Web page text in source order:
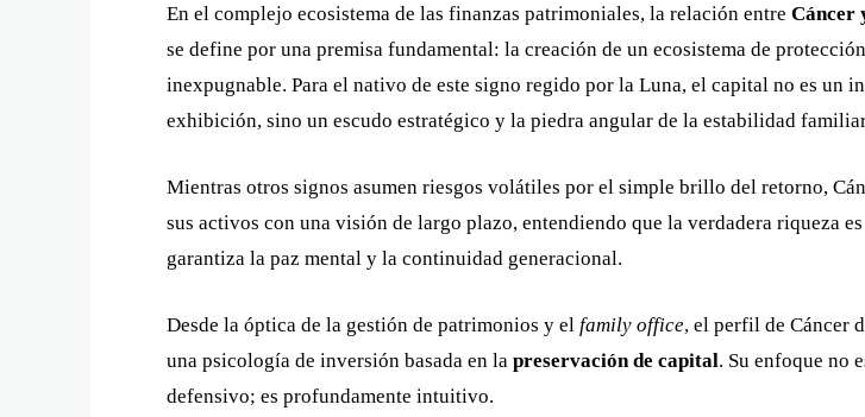
En el complejo ecosistema de las finanzas patrimoniales, la relación entre Cáncer
se define por una premisa fundamental: la creación de un ecosistema de protección
inexpugnable. Para el nativo de este signo regido por la Luna, el capital no es un
exhibición, sino un escudo estratégico y la piedra angular de la estabilidad
Mientras otros signos asumen riesgos volátiles por el simple brillo del retorno,
sus activos con una visión de largo plazo, entendiendo que la verdadera riqueza
garantiza la paz mental y la continuidad generacional.
Desde la óptica de la gestión de patrimonios y el family office, el perfil de Cáncer
una psicología de inversión basada en la preservación de capital. Su enfoque no
defensivo; es profundamente intuitivo.